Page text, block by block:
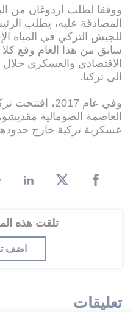
ووفقا لطلب اردوغان من
المصادقة عليه، يطلب
للجيش التركي في المياه
سابق من هذا العام وقع كلا
الاقتصادي والعسكري خلال
الى تركيا.
وفي عام 2017،
العاصمة الصومالية
عسكرية تركية خارج
تلقت هذه المقالة
اضف
تعليقات